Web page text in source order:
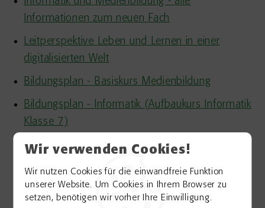
Wir verwenden Cookies!
Wir nutzen Cookies für die einwandfreie Funktion
unserer Website. Um Cookies in Ihrem Browser zu
setzen, benötigen wir vorher Ihre Einwilligung.
Informationen zum neuen Fach
Leitperspektive Leben und Lernen in einer
digitalisierten Welt
Bildungsplan - Basiskurs Medienbildung
Bildungsplan - Informatik (Aufbaukurs Informatik
Klasse 7)
Bildungsplan - Informatik (Wahlfach)
Bildungsplan - Informatik, Mathematik, Physik
(IMP) – Profilfach an der Gemeinschaftsschule